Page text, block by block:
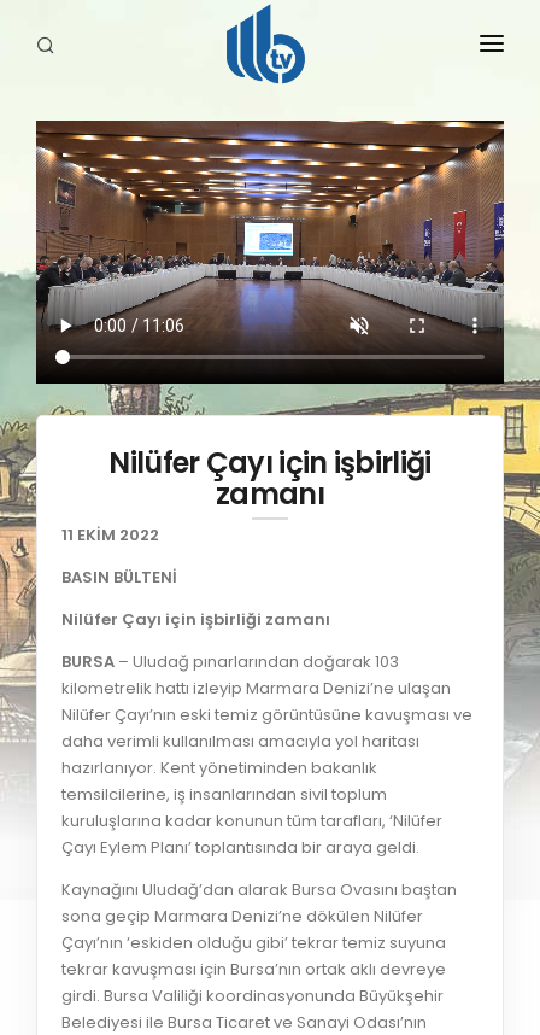
HABERLER
YAYINLARIMIZ
Nilüfer Çayı için işbirliği
zamanı
11 EKİM 2022
BASIN BÜLTENİ
Nilüfer Çayı için işbirliği zamanı
BURSA– Uludağ pınarlarından doğarak 103
kilometrelik hattı izleyip Marmara Denizi’ne ulaşan
Nilüfer Çayı’nın eski temiz görüntüsüne kavuşması ve
daha verimli kullanılması amacıyla yol haritası
hazırlanıyor. Kent yönetiminden bakanlık
temsilcilerine, iş insanlarından sivil toplum
kuruluşlarına kadar konunun tüm tarafları, ‘Nilüfer
Çayı Eylem Planı’ toplantısında bir araya geldi.
Kaynağını Uludağ’dan alarak Bursa Ovasını baştan
sona geçip Marmara Denizi’ne dökülen Nilüfer
Çayı’nın ‘eskiden olduğu gibi’ tekrar temiz suyuna
tekrar kavuşması için Bursa’nın ortak aklı devreye
girdi. Bursa Valiliği koordinasyonunda Büyükşehir
Belediyesi ile Bursa Ticaret ve Sanayi Odası’nın